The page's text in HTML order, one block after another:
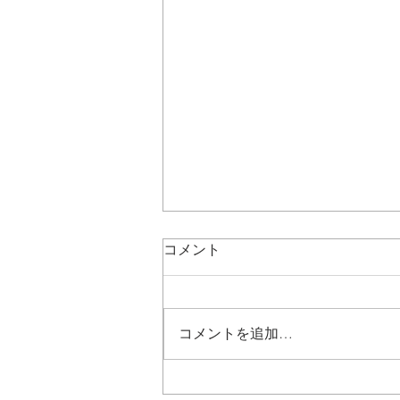
コメント
コメントを追加…